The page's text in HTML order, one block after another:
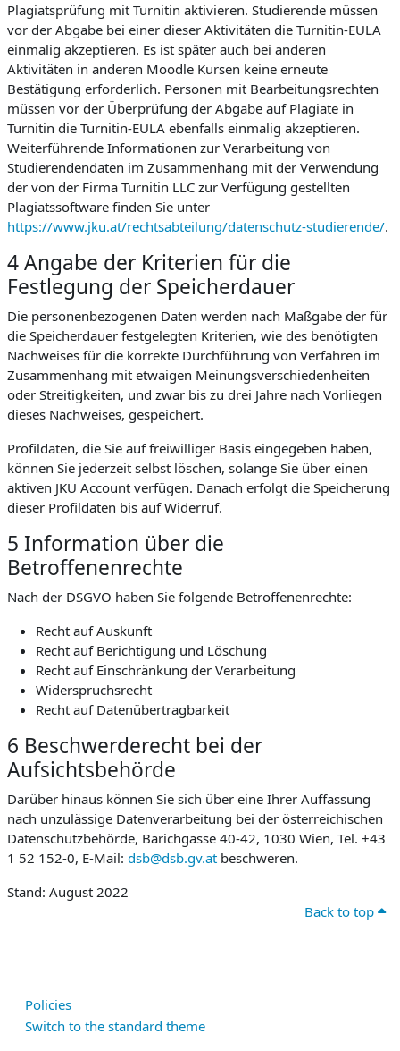
Plagiatsprüfung mit Turnitin aktivieren. Studierende müssen
vor der Abgabe bei einer dieser Aktivitäten die Turnitin-EULA
einmalig akzeptieren. Es ist später auch bei anderen
Aktivitäten in anderen Moodle Kursen keine erneute
Bestätigung erforderlich. Personen mit Bearbeitungsrechten
müssen vor der Überprüfung der Abgabe auf Plagiate in
Turnitin die Turnitin-EULA ebenfalls einmalig akzeptieren.
Weiterführende Informationen zur Verarbeitung von
Studierendendaten im Zusammenhang mit der Verwendung
der von der Firma Turnitin LLC zur Verfügung gestellten
Plagiatssoftware finden Sie unter
https://www.jku.at/rechtsabteilung/datenschutz-studierende/.
4 Angabe der Kriterien für die
Festlegung der Speicherdauer
Die personenbezogenen Daten werden nach Maßgabe der für
die Speicherdauer festgelegten Kriterien, wie des benötigten
Nachweises für die korrekte Durchführung von Verfahren im
Zusammenhang mit etwaigen Meinungsverschiedenheiten
oder Streitigkeiten, und zwar bis zu drei Jahre nach Vorliegen
dieses Nachweises, gespeichert.
Profildaten, die Sie auf freiwilliger Basis eingegeben haben,
können Sie jederzeit selbst löschen, solange Sie über einen
aktiven JKU Account verfügen. Danach erfolgt die Speicherung
dieser Profildaten bis auf Widerruf.
5 Information über die
Betroffenenrechte
Nach der DSGVO haben Sie folgende Betroffenenrechte:
Recht auf Auskunft
Recht auf Berichtigung und Löschung
Recht auf Einschränkung der Verarbeitung
Widerspruchsrecht
Recht auf Datenübertragbarkeit
6 Beschwerderecht bei der
Aufsichtsbehörde
Darüber hinaus können Sie sich über eine Ihrer Auffassung
nach unzulässige Datenverarbeitung bei der österreichischen
Datenschutzbehörde, Barichgasse 40-42, 1030 Wien, Tel. +43
1 52 152-0, E-Mail: dsb@dsb.gv.at beschweren.
Stand: August 2022
Back to top
Policies
Switch to the standard theme